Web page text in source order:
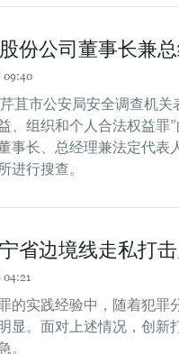
份公司董事长兼
09:40
苴市公安局安全调查机
、组织和个人合法权益
事长、总经理兼法定代表
进行搜查。
省边境线走私打
的实践经验中，随着犯罪
显。面对上述情况，创新
。